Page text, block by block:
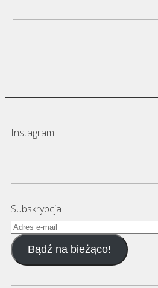
Instagram
Subskrypcja
Adres
e-
mailBądź na bieżąco!